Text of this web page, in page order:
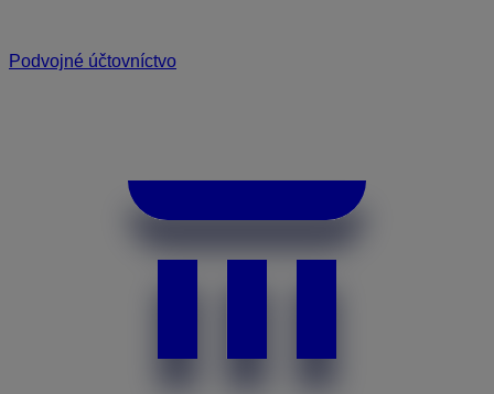
Podvojné účtovníctvo